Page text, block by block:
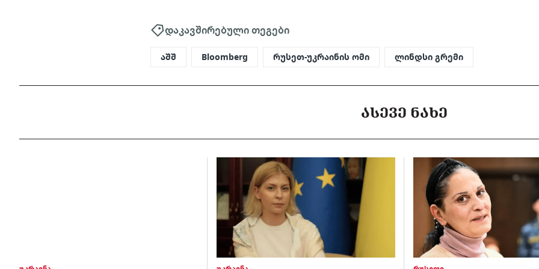
დაკავშირებული თეგები
აშშ Bloomberg რუსეთ-უკრაინის ომი ლინდსი გრემი
ᲐᲡᲔᲕᲔ ᲜᲐᲮᲔ